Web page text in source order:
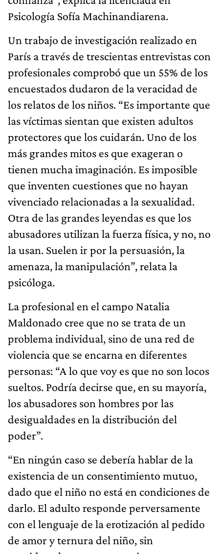
Psicología Sofía Machinandiarena.
Un trabajo de investigación realizado en
París a través de trescientas entrevistas con
profesionales comprobó que un 55% de los
encuestados dudaron de la veracidad de
los relatos de los niños. “Es importante que
las víctimas sientan que existen adultos
protectores que los cuidarán. Uno de los
más grandes mitos es que exageran o
tienen mucha imaginación. Es imposible
que inventen cuestiones que no hayan
vivenciado relacionadas a la sexualidad.
Otra de las grandes leyendas es que los
abusadores utilizan la fuerza física, y no, no
la usan. Suelen ir por la persuasión, la
amenaza, la manipulación”, relata la
psicóloga.
La profesional en el campo Natalia
Maldonado cree que no se trata de un
problema individual, sino de una red de
violencia que se encarna en diferentes
personas: “A lo que voy es que no son locos
sueltos. Podría decirse que, en su mayoría,
los abusadores son hombres por las
desigualdades en la distribución del
poder”.
“En ningún caso se debería hablar de la
existencia de un consentimiento mutuo,
dado que el niño no está en condiciones de
darlo. El adulto responde perversamente
con el lenguaje de la erotización al pedido
de amor y ternura del niño, sin